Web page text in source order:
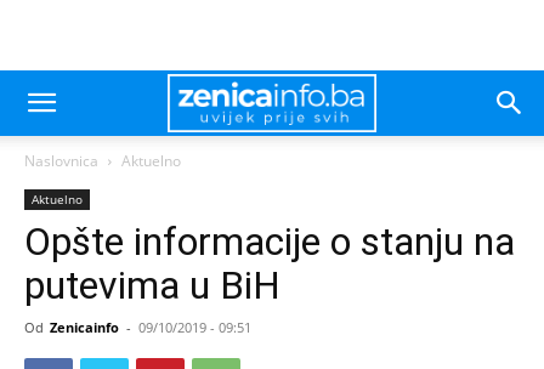
Naslovnica Aktuelno
Aktuelno
Opšte informacije o stanju na
putevima u BiH
Od Zenicainfo - 09/10/2019 - 09:51